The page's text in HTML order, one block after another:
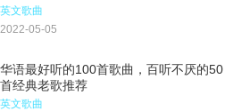
英文歌曲
2022-05-05
华语最好听的100首歌曲，百听不厌的50
首经典老歌推荐
英文歌曲